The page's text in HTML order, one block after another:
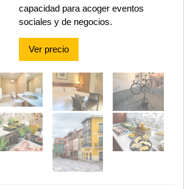
capacidad para acoger eventos
sociales y de negocios.
Ver precio